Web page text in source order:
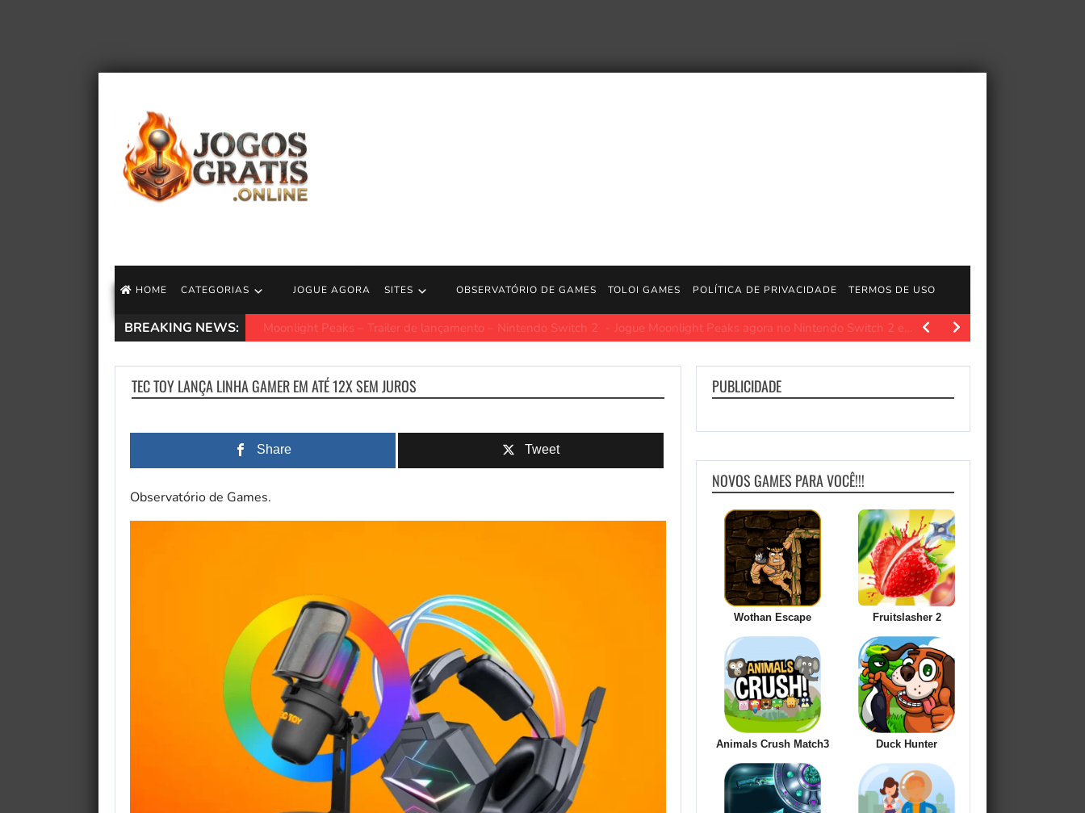
HOME CATEGORIAS JOGUE AGORA SITES OBSERVATÓRIO DE GAMES TOLOI GAMES POLÍTICA DE PRIVACIDADE TERMOS DE USO
BREAKING NEWS: The Furious, o melhor filme de ação do ano, ganha lançamento surpresa no streaming Polygon.com. Os melhores filmes de ação não deixam os…
TEC TOY LANÇA LINHA GAMER EM ATÉ 12X SEM JUROS
Share Tweet
Observatório de Games.
PUBLICIDADE
NOVOS GAMES PARA VOCÊ!!!
Wothan Escape Fruitslasher 2
Animals Crush Match3 Duck Hunter